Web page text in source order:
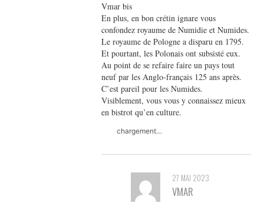
Vmar bis
En plus, en bon crétin ignare vous
confondez royaume de Numidie et Numides.
Le royaume de Pologne a disparu en 1795.
Et pourtant, les Polonais ont subsisté eux.
Au point de se refaire faire un pays tout
neuf par les Anglo-français 125 ans après.
C’est pareil pour les Numides.
Visiblement, vous vous y connaissez mieux
en bistrot qu’en culture.
chargement…
27 MAI 2023
VMAR